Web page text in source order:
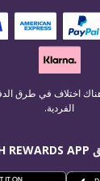
اختلاف في طرق الدفع
الفردية.